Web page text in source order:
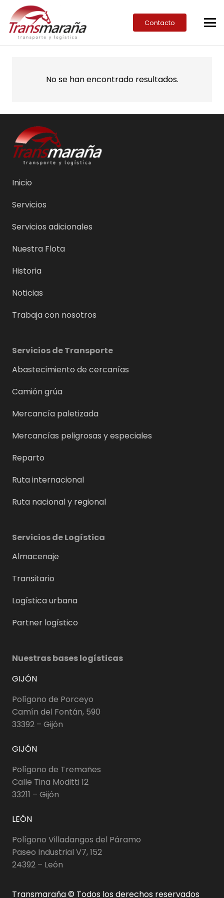
Contacto
No se han encontrado resultados.
Inicio
Servicios
Servicios adicionales
Nuestra Flota
Historia
Noticias
Trabaja con nosotros
Servicios de Transporte
Abastecimiento de cercanías
Camión grúa
Mercancía paletizada
Mercancías peligrosas y especiales
Reparto
Ruta internacional
Ruta nacional y regional
Servicios de Logística
Almacenaje
Transitario
Logística urbana
Partner logístico
Nuestras bases logísticas
GIJÓN
Polígono de Porceyo
Camín del Fontán, 590
33392 – Gijón
GIJÓN
Polígono de Tremañes
Calle Tina Moditti 12
33211 – Gijón
LEÓN
Polígono Villadangos del Páramo
Paseo Industrial V7, 152
24392 – León
Transmaraña © Todos los derechos reservados